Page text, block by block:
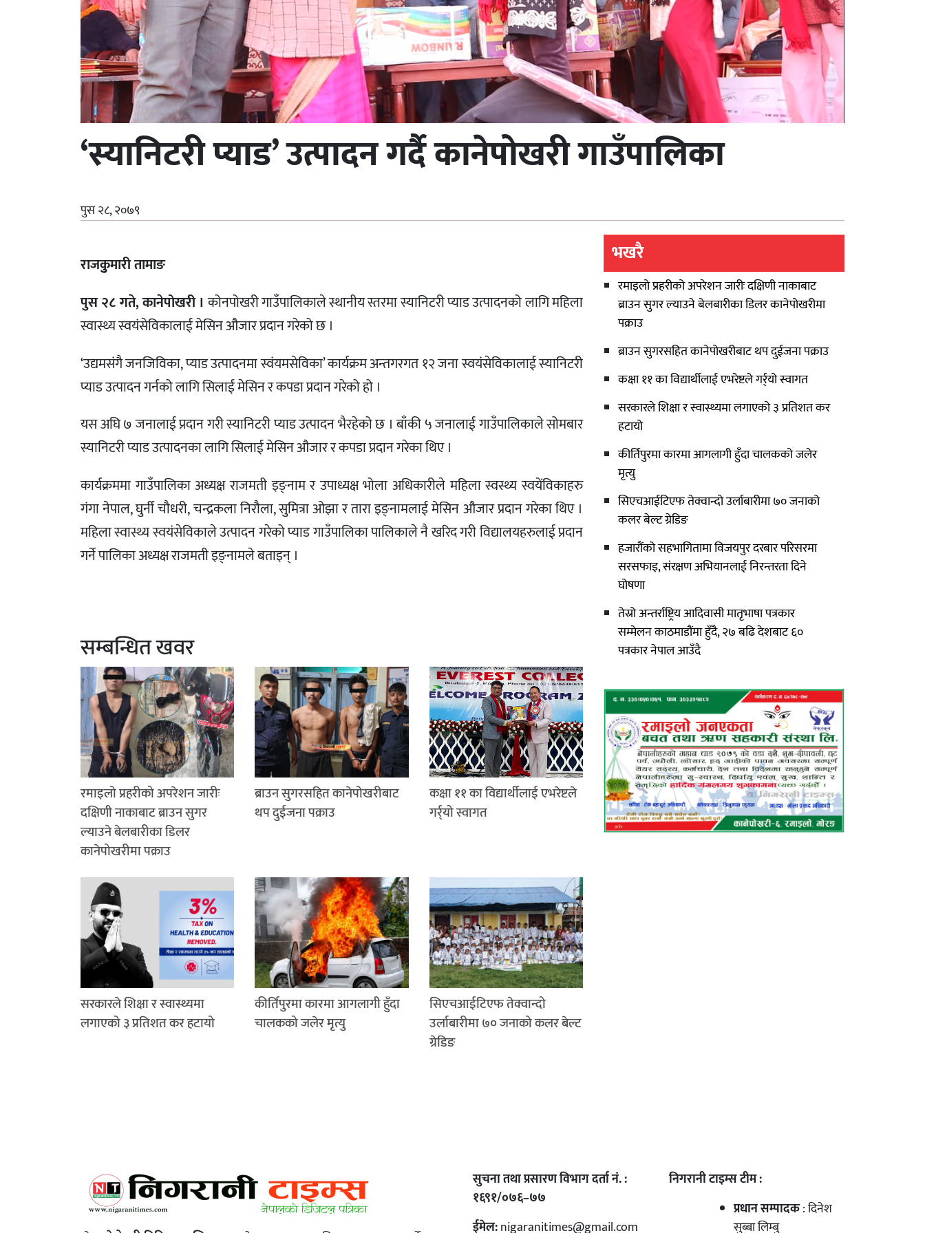
‘स्यानिटरी प्याड’ उत्पादन गर्दै कानेपोखरी गाउँपालिका
पुस २८, २०७९
राजकुुमारी तामाङ
पुस २८ गते, कानेपोखरी । कोनपोखरी गाउँपालिकाले स्थानीय स्तरमा स्यानिटरी प्याड उत्पादनको लागि महिला
स्वास्थ्य स्वयंसेविकालाई मेसिन औजार प्रदान गरेको छ ।
‘उद्यमसंगै जनजिविका, प्याड उत्पादनमा स्वंयमसेविका’ कार्यक्रम अन्तगरगत १२ जना स्वयंसेविकालाई स्यानिटरी
प्याड उत्पादन गर्नको लागि सिलाई मेसिन र कपडा प्रदान गरेको हो ।
यस अघि ७ जनालाई प्रदान गरी स्यानिटरी प्याड उत्पादन भैरहेको छ । बाँकी ५ जनालाई गाउँपालिकाले सोमबार
स्यानिटरी प्याड उत्पादनका लागि सिलाई मेसिन औजार र कपडा प्रदान गरेका थिए ।
कार्यक्रममा गाउँपालिका अध्यक्ष राजमती इङ्नाम र उपाध्यक्ष भोला अधिकारीले महिला स्वस्थ्य स्वयेंविकाहरु
गंगा नेपाल, घुर्नी चौधरी, चन्द्रकला निरौला, सुमित्रा ओझा र तारा इङ्नामलाई मेसिन औजार प्रदान गरेका थिए ।
महिला स्वास्थ्य स्वयंसेविकाले उत्पादन गरेको प्याड गाउँपालिका पालिकाले नै खरिद गरी विद्यालयहरुलाई प्रदान
गर्ने पालिका अध्यक्ष राजमती इङ्नामले बताइन् ।
सम्बन्धित खवर
रमाइलो प्रहरीको अपरेशन जारीः
दक्षिणी नाकाबाट ब्राउन सुगर
ल्याउने बेलबारीका डिलर
कानेपोखरीमा पक्राउ
ब्राउन सुगरसहित कानेपोखरीबाट
थप दुईजना पक्राउ
कक्षा ११ का विद्यार्थीलाई एभरेष्टले
गर्र्यो स्वागत
सरकारले शिक्षा र स्वास्थ्यमा
लगाएको ३ प्रतिशत कर हटायो
कीर्तिपुरमा कारमा आगलागी हुँदा
चालकको जलेर मृत्यु
सिएचआईटिएफ तेक्वान्दो
उर्लाबारीमा ७० जनाको कलर बेल्ट
ग्रेडिङ
भखरै
रमाइलो प्रहरीको अपरेशन जारीः दक्षिणी नाकाबाट
ब्राउन सुगर ल्याउने बेलबारीका डिलर कानेपोखरीमा
पक्राउ
ब्राउन सुगरसहित कानेपोखरीबाट थप दुईजना पक्राउ
कक्षा ११ का विद्यार्थीलाई एभरेष्टले गर्र्यो स्वागत
सरकारले शिक्षा र स्वास्थ्यमा लगाएको ३ प्रतिशत कर
हटायो
कीर्तिपुरमा कारमा आगलागी हुँदा चालकको जलेर
मृत्यु
सिएचआईटिएफ तेक्वान्दो उर्लाबारीमा ७० जनाको
कलर बेल्ट ग्रेडिङ
हजारौंको सहभागितामा विजयपुर दरबार परिसरमा
सरसफाइ, संरक्षण अभियानलाई निरन्तरता दिने
घोषणा
तेस्रो अन्तर्राष्ट्रिय आदिवासी मातृभाषा पत्रकार
सम्मेलन काठमाडौंमा हुँदै, २७ बढि देशबाट ६०
पत्रकार नेपाल आउँदै
सुचना तथा प्रसारण विभाग दर्ता नं. :
१६९१/०७६–७७
ईमेल:nigaranitimes@gmail.com
निगरानी टाइम्स टीम :
प्रधान सम्पादक: दिनेश
सुब्बा लिम्बु